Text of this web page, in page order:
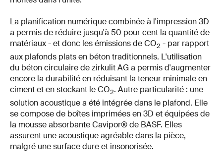
La planification numérique combinée à l'impression 3D
a permis de réduire jusqu'à 50 pour cent la quantité de
matériaux - et donc les émissions de CO2 - par rapport
aux plafonds plats en béton traditionnels. L'utilisation
du béton circulaire de zirkulit AG a permis d'augmenter
encore la durabilité en réduisant la teneur minimale en
ciment et en stockant le CO2. Autre particularité : une
solution acoustique a été intégrée dans le plafond. Elle
se compose de boîtes imprimées en 3D et équipées de
la mousse absorbante Cavipor® de BASF. Elles
assurent une acoustique agréable dans la pièce,
malgré une surface dure et insonorisée.